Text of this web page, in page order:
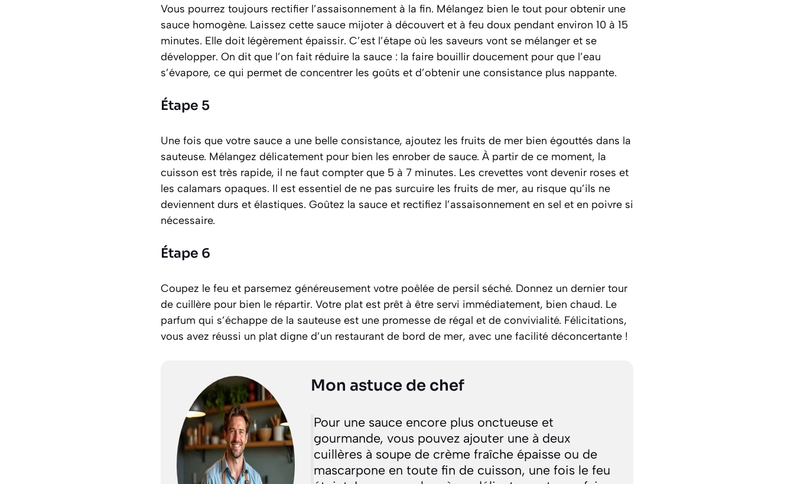
Vous pourrez toujours rectifier l’assaisonnement à la fin. Mélangez bien le tout pour obtenir une
sauce homogène. Laissez cette sauce mijoter à découvert et à feu doux pendant environ 10 à 15
minutes. Elle doit légèrement épaissir. C’est l’étape où les saveurs vont se mélanger et se
développer. On dit que l’on fait réduire la sauce : la faire bouillir doucement pour que l’eau
s’évapore, ce qui permet de concentrer les goûts et d’obtenir une consistance plus nappante.
Étape 5
Une fois que votre sauce a une belle consistance, ajoutez les fruits de mer bien égouttés dans la
sauteuse. Mélangez délicatement pour bien les enrober de sauce. À partir de ce moment, la
cuisson est très rapide, il ne faut compter que 5 à 7 minutes. Les crevettes vont devenir roses et
les calamars opaques. Il est essentiel de ne pas surcuire les fruits de mer, au risque qu’ils ne
deviennent durs et élastiques. Goûtez la sauce et rectifiez l’assaisonnement en sel et en poivre si
nécessaire.
Étape 6
Coupez le feu et parsemez généreusement votre poêlée de persil séché. Donnez un dernier tour
de cuillère pour bien le répartir. Votre plat est prêt à être servi immédiatement, bien chaud. Le
parfum qui s’échappe de la sauteuse est une promesse de régal et de convivialité. Félicitations,
vous avez réussi un plat digne d’un restaurant de bord de mer, avec une facilité déconcertante !
Mon astuce de chef
Pour une sauce encore plus onctueuse et
gourmande, vous pouvez ajouter une à deux
cuillères à soupe de crème fraîche épaisse ou de
mascarpone en toute fin de cuisson, une fois le feu